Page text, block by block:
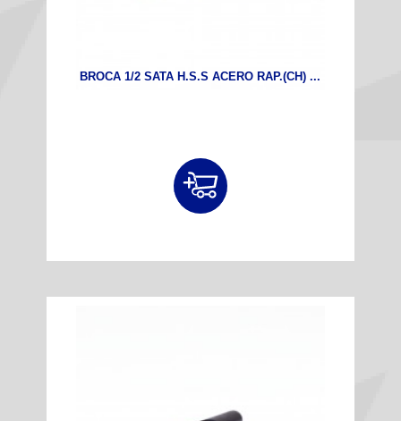
BROCA 1/2 SATA H.S.S ACERO RAP.(CH) ...